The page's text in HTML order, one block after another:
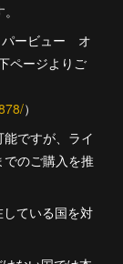
パービュー オ
ページよりご
）
ですが、ライ
のご購入を推
ている国を対